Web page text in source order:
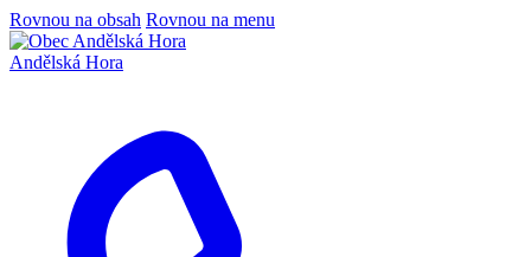
Rovnou na obsah Rovnou na menu
Andělská Hora